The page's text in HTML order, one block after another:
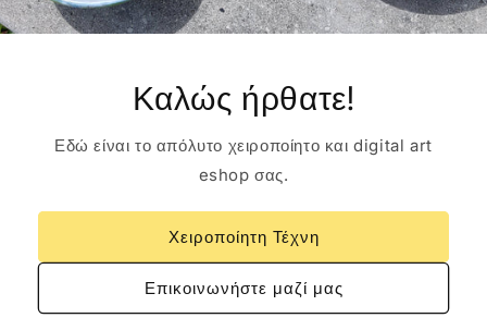
Καλώς ήρθατε!
Εδώ είναι το απόλυτο χειροποίητο και digital art
eshop σας.
Χειροποίητη Τέχνη
Επικοινωνήστε μαζί μας